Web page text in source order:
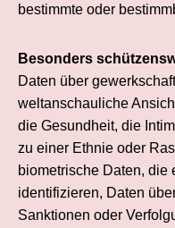
bestimmte oder
Besonders
Daten über
weltanschauliche
die Gesundheit, die
zu einer Ethnie oder
biometrische Daten, die
identifizieren, Daten
Sanktionen oder